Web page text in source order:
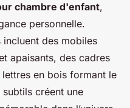
chambre d'enfant,
personnelle.
des mobiles
apaisants, des cadres
en bois formant le
créent une